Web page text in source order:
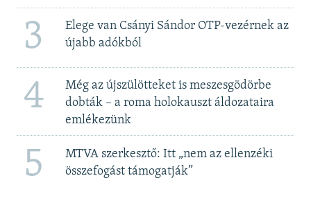
3
Elege van Csányi Sándor OTP-vezérnek az
újabb adókból
4
Még az újszülötteket is meszesgödörbe
dobták – a roma holokauszt áldozataira
emlékezünk
5
MTVA szerkesztő: Itt „nem az ellenzéki
összefogást támogatják”